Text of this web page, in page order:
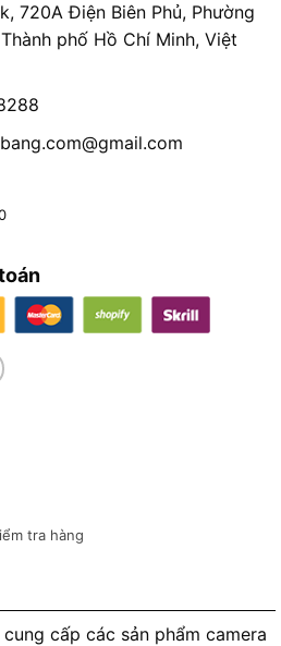
720A Điện Biên Phủ, Phường
phố Hồ Chí Minh, Việt
tra hàng
cấp các sản phẩm camera